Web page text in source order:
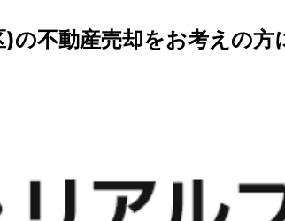
の不動産売却をお考えの方